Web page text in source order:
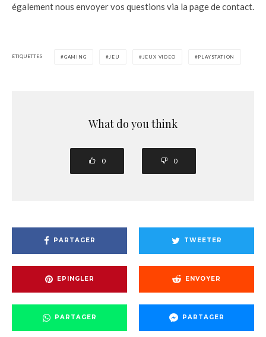
également nous envoyer vos questions via la page de contact.
ÉTIQUETTES GAMING JEU JEUX VIDEO PLAYSTATION
What do you think
0 0
PARTAGER TWEETER
EPINGLER ENVOYER
PARTAGER PARTAGER